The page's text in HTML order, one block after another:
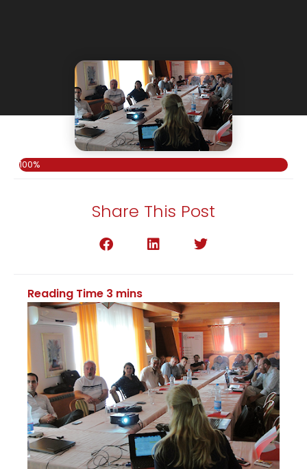
100%
Share This Post